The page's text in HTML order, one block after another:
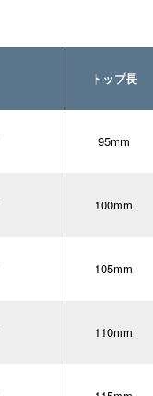
トップ長
95mm
100mm
105mm
110mm